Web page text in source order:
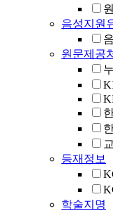
음성지원
원문제공
등재정보
학술지명